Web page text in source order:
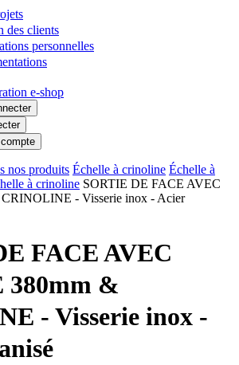
des clients
personnelles
e-shop
nos produits Échelle à crinoline Échelle à
à crinoline SORTIE DE FACE AVEC
- Visserie inox - Acier
FACE AVEC
&
- Visserie inox -